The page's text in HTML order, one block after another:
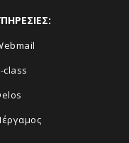
class